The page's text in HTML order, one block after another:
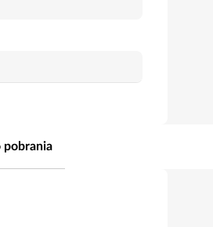
pobrania